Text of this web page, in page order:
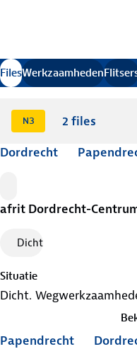
.
Verkeersinformatie
FilesWerkzaamheden
N3 2 files
Dordrecht
afrit Dordrecht-
Dicht
Situatie
Dicht.
Papendrecht